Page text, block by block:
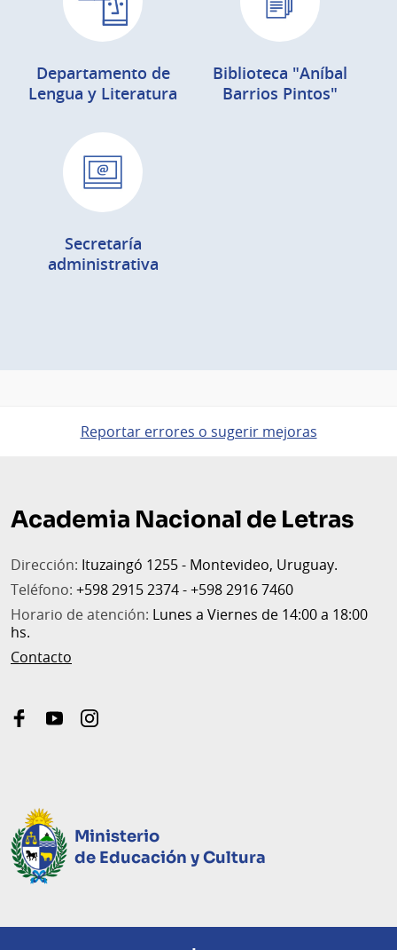
Departamento de
Lengua y Literatura
Biblioteca "Aníbal
Barrios Pintos"
Secretaría
administrativa
Reportar errores o sugerir mejoras
de
página
Academia Nacional de Letras
Dirección: Ituzaingó 1255 - Montevideo, Uruguay.
Teléfono: +598 2915 2374 - +598 2916 7460
Horario de atención: Lunes a Viernes de 14:00 a 18:00
hs.
Contacto
facebookyoutubeinstagram
Ministerio
de Educación y Cultura